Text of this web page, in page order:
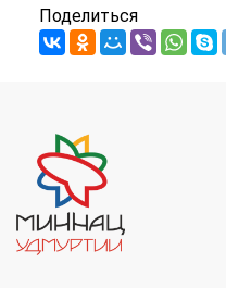
Поделиться